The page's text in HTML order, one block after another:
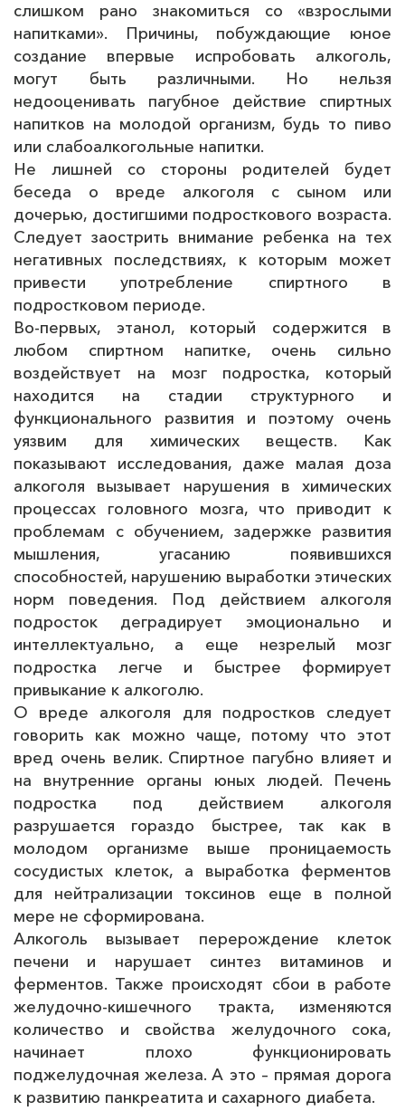
слишком рано знакомиться со «взрослыми
напитками». Причины, побуждающие юное
создание впервые испробовать алкоголь,
могут быть различными. Но нельзя
недооценивать пагубное действие спиртных
напитков на молодой организм, будь то пиво
или слабоалкогольные напитки.
Не лишней со стороны родителей будет
беседа о вреде алкоголя с сыном или
дочерью, достигшими подросткового возраста.
Следует заострить внимание ребенка на тех
негативных последствиях, к которым может
привести употребление спиртного в
подростковом периоде.
Во-первых, этанол, который содержится в
любом спиртном напитке, очень сильно
воздействует на мозг подростка, который
находится на стадии структурного и
функционального развития и поэтому очень
уязвим для химических веществ. Как
показывают исследования, даже малая доза
алкоголя вызывает нарушения в химических
процессах головного мозга, что приводит к
проблемам с обучением, задержке развития
мышления, угасанию появившихся
способностей, нарушению выработки этических
норм поведения. Под действием алкоголя
подросток деградирует эмоционально и
интеллектуально, а еще незрелый мозг
подростка легче и быстрее формирует
привыкание к алкоголю.
О вреде алкоголя для подростков следует
говорить как можно чаще, потому что этот
вред очень велик. Спиртное пагубно влияет и
на внутренние органы юных людей. Печень
подростка под действием алкоголя
разрушается гораздо быстрее, так как в
молодом организме выше проницаемость
сосудистых клеток, а выработка ферментов
для нейтрализации токсинов еще в полной
мере не сформирована.
Алкоголь вызывает перерождение клеток
печени и нарушает синтез витаминов и
ферментов. Также происходят сбои в работе
желудочно-кишечного тракта, изменяются
количество и свойства желудочного сока,
начинает плохо функционировать
поджелудочная железа. А это – прямая дорога
к развитию панкреатита и сахарного диабета.